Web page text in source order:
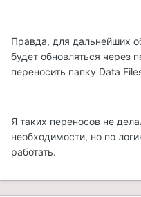
Правда, для дальнейших
будет обновляться через
переносить папку Data
Я таких переносов не
необходимости, но по
работать.